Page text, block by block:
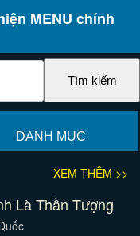
MENU chính
DANH MỤC
XEM THÊM >>
Là Thần Tượng